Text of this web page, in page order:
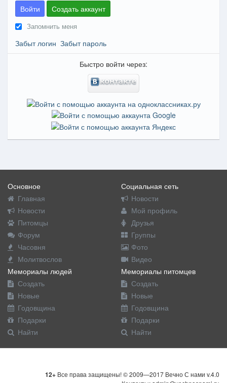
Войти Создать аккаунт
Запомнить меня
Забыт логин Забыт пароль
Быстро войти через:
Основное
Главная
Новости
Питомцы
Форум
Часовня
Молитвослов
Социальная сеть
Новости
Мой профиль
Друзья
Группы
Фото
Видео
Мемориалы людей
Создать
Новые
Годовщина
Подарки
Найти
Мемориалы питомцев
Создать
Новые
Годовщина
Подарки
Найти
12+ Все права защищены! © 2009—2017 Вечно С нами v.4.0